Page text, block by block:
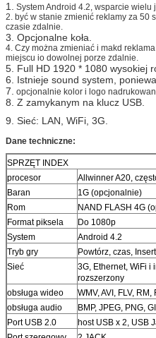
1.
System Android 4.2, wsparcie wielu
2. być w stanie zmienić reklamy za 50
czasie zdalnie.
3. Opcjonalne koła.
4. Czy można zmieniać i makd
miejscu io dowolnej porze zdalnie.
5. Full HD 1920 * 1080 wysokiej
6. Istnieje sound system,
7. opcjonalnie kolor i logo
8. Z zamykanym na klucz USB.
9. Sieć: LAN, WiFi, 3G.
Dane techniczne:
SPRZĘT INDEX
procesor
Allwinner A20,
Baran
1G (opcjonalnie)
Rom
NAND FLASH 4G
Format piksela
Do 1080p
System
Android 4.2
Tryb gry
Powtórz, czas,
Sieć
3G, Ethernet, WiFi i
rozszerzony
obsługa wideo
WMV, AVI, FLV,
obsługa audio
BMP, JPEG, PNG,
Port USB 2.0
host USB x 2, USB